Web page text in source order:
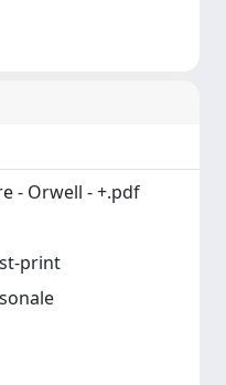
- Orwell - +.pdf
print